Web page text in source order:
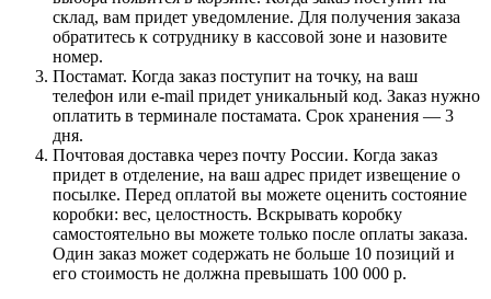
склад, вам придет уведомление. Для получения заказа
обратитесь к сотруднику в кассовой зоне и назовите
номер.
Постамат. Когда заказ поступит на точку, на ваш
телефон или e-mail придет уникальный код. Заказ нужно
оплатить в терминале постамата. Срок хранения — 3
дня.
Почтовая доставка через почту России. Когда заказ
придет в отделение, на ваш адрес придет извещение о
посылке. Перед оплатой вы можете оценить состояние
коробки: вес, целостность. Вскрывать коробку
самостоятельно вы можете только после оплаты заказа.
Один заказ может содержать не больше 10 позиций и
его стоимость не должна превышать 100 000 р.